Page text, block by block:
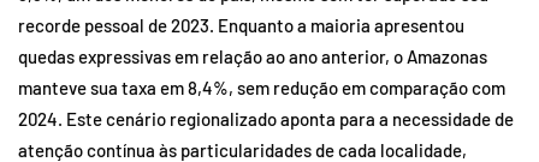
recorde pessoal de 2023. Enquanto a maioria apresentou
quedas expressivas em relação ao ano anterior, o Amazonas
manteve sua taxa em 8,4%, sem redução em comparação com
2024. Este cenário regionalizado aponta para a necessidade de
atenção contínua às particularidades de cada localidade,